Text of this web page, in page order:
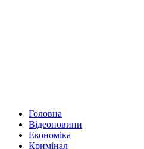
Головна
Відеоновини
Економіка
Кримінал